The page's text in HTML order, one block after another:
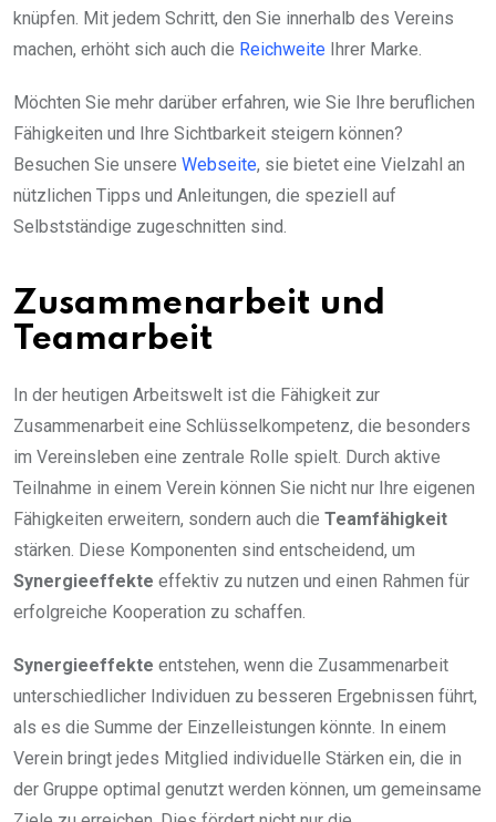
knüpfen. Mit jedem Schritt, den Sie innerhalb des Vereins
machen, erhöht sich auch die Reichweite Ihrer Marke.
Möchten Sie mehr darüber erfahren, wie Sie Ihre beruflichen
Fähigkeiten und Ihre Sichtbarkeit steigern können?
Besuchen Sie unsere Webseite, sie bietet eine Vielzahl an
nützlichen Tipps und Anleitungen, die speziell auf
Selbstständige zugeschnitten sind.
Zusammenarbeit und
Teamarbeit
In der heutigen Arbeitswelt ist die Fähigkeit zur
Zusammenarbeit eine Schlüsselkompetenz, die besonders
im Vereinsleben eine zentrale Rolle spielt. Durch aktive
Teilnahme in einem Verein können Sie nicht nur Ihre eigenen
Fähigkeiten erweitern, sondern auch die Teamfähigkeit
stärken. Diese Komponenten sind entscheidend, um
Synergieeffekte effektiv zu nutzen und einen Rahmen für
erfolgreiche Kooperation zu schaffen.
Synergieeffekte entstehen, wenn die Zusammenarbeit
unterschiedlicher Individuen zu besseren Ergebnissen führt,
als es die Summe der Einzelleistungen könnte. In einem
Verein bringt jedes Mitglied individuelle Stärken ein, die in
der Gruppe optimal genutzt werden können, um gemeinsame